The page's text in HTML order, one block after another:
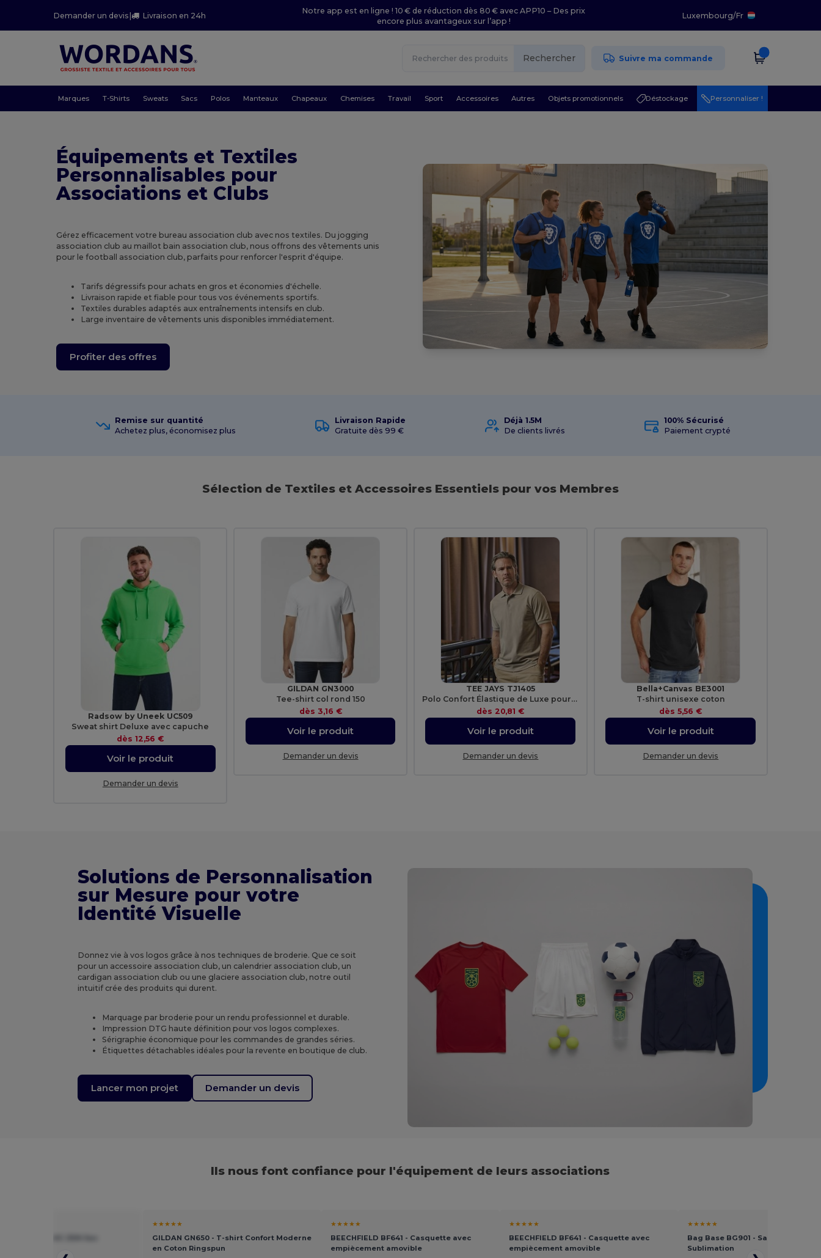
Demander un devis| Livraison en 24h
Notre app est en ligne ! 10 € de réduction dès 80 € avec APP10 – Des prix
encore plus avantageux sur l’app !
Luxembourg/Fr
Rechercher Suivre ma commande
Marques T-Shirts Sweats Sacs Polos Manteaux Chapeaux Chemises Travail Sport Accessoires Autres Objets promotionnels Déstockage Personnaliser !
Équipements et Textiles
Personnalisables pour
Associations et Clubs
Gérez efficacement votre bureau association club avec nos textiles. Du jogging
association club au maillot bain association club, nous offrons des vêtements unis
pour le football association club, parfaits pour renforcer l'esprit d'équipe.
Tarifs dégressifs pour achats en gros et économies d'échelle.
Livraison rapide et fiable pour tous vos événements sportifs.
Textiles durables adaptés aux entraînements intensifs en club.
Large inventaire de vêtements unis disponibles immédiatement.
Profiter des offres
Remise sur quantité
Achetez plus, économisez plus
Livraison Rapide
Gratuite dès 99 €
Déjà 1.5M
De clients livrés
100% Sécurisé
Paiement crypté
Sélection de Textiles et Accessoires Essentiels pour vos Membres
Radsow by Uneek UC509
Sweat shirt Deluxe avec capuche
dès12,56 €
Voir le produit
Demander un devis
GILDAN GN3000
Tee-shirt col rond 150
dès 3,16 €
Voir le produit
Demander un devis
TEE JAYS TJ1405
Polo Confort Élastique de Luxe pour Hommes
dès 20,81 €
Voir le produit
Demander un devis
Bella+Canvas BE3001
T-shirt unisexe coton
dès5,56 €
Voir le produit
Demander un devis
Solutions de Personnalisation
sur Mesure pour votre
Identité Visuelle
Donnez vie à vos logos grâce à nos techniques de broderie. Que ce soit
pour un accessoire association club, un calendrier association club, un
cardigan association club ou une glaciere association club, notre outil
intuitif crée des produits qui durent.
Marquage par broderie pour un rendu professionnel et durable.
Impression DTG haute définition pour vos logos complexes.
Sérigraphie économique pour les commandes de grandes séries.
Étiquettes détachables idéales pour la revente en boutique de club.
Lancer mon projet Demander un devis
Ils nous font confiance pour l'équipement de leurs associations
★★★★★
GILDAN GN650 - T-shirt Confort Moderne
en Coton Ringspun
★★★★★
BEECHFIELD BF641 - Casquette avec
empiècement amovible
★★★★★
BEECHFIELD BF641 - Casquette avec
empiècement amovible
★★★★★
Bag Base BG901 - Sac Shopping
Sublimation